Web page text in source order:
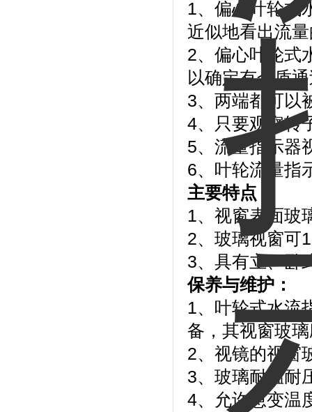
1、偏心叶轮式
近似地看出流
2、偏心叶轮式
以确定有介质
3、两端都可以
4、只要观察转
5、流量指示器
6、叶轮流量指
主要特点：
1、视窗表面玻
2、玻璃视窗可
3、具有立、卧
保养与维护：
1、叶轮式水流
备，其视窗玻
2、视镜的视窗
3、玻璃耐温耐
4、允许急变温